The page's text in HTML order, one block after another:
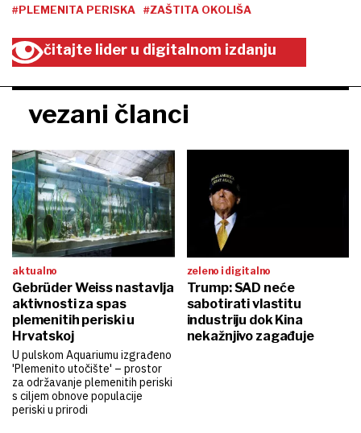
#PLEMENITA PERISKA
#ZAŠTITA OKOLIŠA
čitajte lider u digitalnom izdanju
vezani članci
aktualno
Gebrüder Weiss nastavlja
aktivnosti za spas
plemenitih periski u
Hrvatskoj
U pulskom Aquariumu izgrađeno
'Plemenito utočište' – prostor
za održavanje plemenitih periski
s ciljem obnove populacije
periski u prirodi
zeleno i digitalno
Trump: SAD neće
sabotirati vlastitu
industriju dok Kina
nekažnjivo zagađuje